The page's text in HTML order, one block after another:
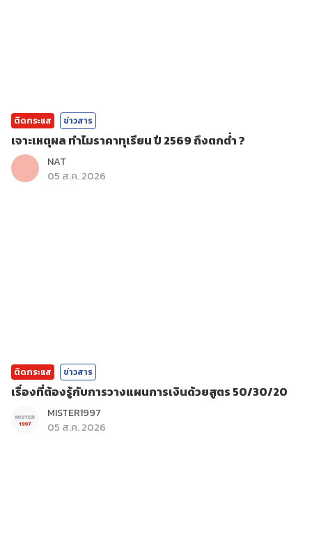
ติดกระแส ข่าวสาร
เจาะเหตุผล ทำไมราคาทุเรียน ปี 2569 ถึงตกต่ำ ?
NAT
05 ส.ค. 2026
ติดกระแส ข่าวสาร
เรื่องที่ต้องรู้กับการวางแผนการเงินด้วยสูตร 50/30/20
MISTER1997
05 ส.ค. 2026